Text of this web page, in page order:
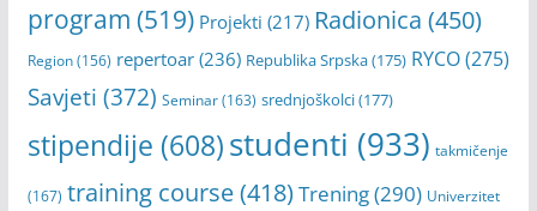
program (519) Projekti (217) Radionica (450)
Region(156) repertoar(236) Republika Srpska(175) RYCO(275)
Savjeti (372) Seminar(163) srednjoškolci(177)
stipendije (608)studenti (933) takmičenje
(167) training course(418) Trening(290) Univerzitet